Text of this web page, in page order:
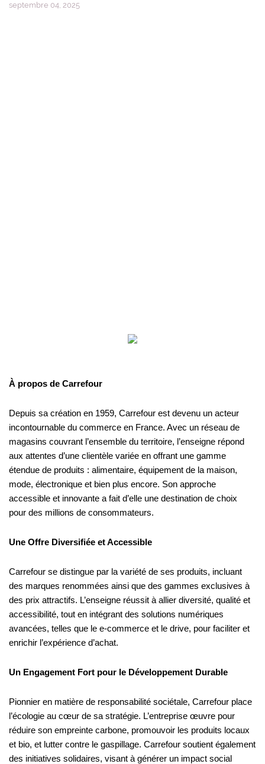
septembre 04, 2025
À propos de Carrefour
Depuis sa création en 1959, Carrefour est devenu un acteur
incontournable du commerce en France. Avec un réseau de
magasins couvrant l’ensemble du territoire, l’enseigne répond
aux attentes d’une clientèle variée en offrant une gamme
étendue de produits : alimentaire, équipement de la maison,
mode, électronique et bien plus encore. Son approche
accessible et innovante a fait d’elle une destination de choix
pour des millions de consommateurs.
Une Offre Diversifiée et Accessible
Carrefour se distingue par la variété de ses produits, incluant
des marques renommées ainsi que des gammes exclusives à
des prix attractifs. L’enseigne réussit à allier diversité, qualité et
accessibilité, tout en intégrant des solutions numériques
avancées, telles que le e-commerce et le drive, pour faciliter et
enrichir l’expérience d’achat.
Un Engagement Fort pour le Développement Durable
Pionnier en matière de responsabilité sociétale, Carrefour place
l’écologie au cœur de sa stratégie. L’entreprise œuvre pour
réduire son empreinte carbone, promouvoir les produits locaux
et bio, et lutter contre le gaspillage. Carrefour soutient également
des initiatives solidaires, visant à générer un impact social